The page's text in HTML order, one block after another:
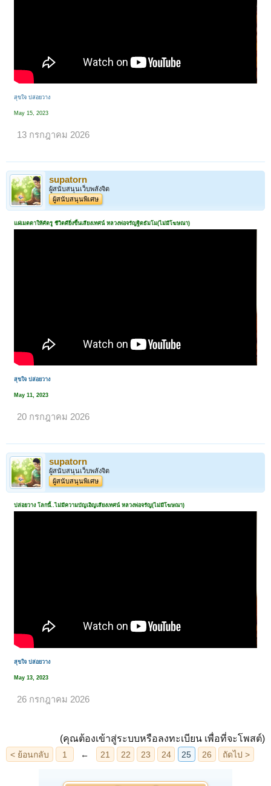
สุขใจ ปล่อยวาง
May 15, 2023
13 กรกฎาคม 2026
supatorn
ผู้สนับสนุนเว็บพลังจิต
ผู้สนับสนุนพิเศษ
แผ่เมตตาให้ศัตรู ชีวิตดียิ่งขึ้นเสียงเทศน์ หลวงพ่อจรัญฐิตธัมโม(ไม่มีโฆษณา)
สุขใจ ปล่อยวาง
May 11, 2023
20 กรกฎาคม 2026
supatorn
ผู้สนับสนุนเว็บพลังจิต
ผู้สนับสนุนพิเศษ
ปล่อยวาง โลกนี้..ไม่มีความบัญเอิญเสียงเทศน์ หลวงพ่อจรัญ(ไม่มีโฆษณา)
สุขใจ ปล่อยวาง
May 13, 2023
26 กรกฎาคม 2026
(คุณต้องเข้าสู่ระบบหรือลงทะเบียน เพื่อที่จะโพสต์)